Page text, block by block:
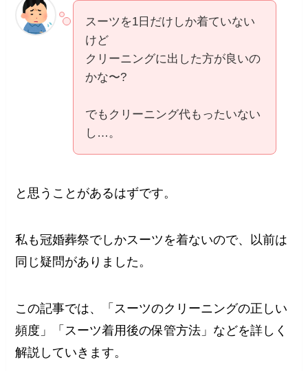
スーツを1日だけしか着ていない
けど
クリーニングに出した方が良いの
かな〜?
でもクリーニング代もったいない
し…。
と思うことがあるはずです。
私も冠婚葬祭でしかスーツを着ないので、以前は
同じ疑問がありました。
この記事では、「スーツのクリーニングの正しい
頻度」「スーツ着用後の保管方法」などを詳しく
解説していきます。